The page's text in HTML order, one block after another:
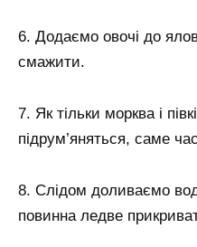
6. Додаємо овочі до
смажити.
7. Як тільки морква і
підрум’яняться, саме
8. Слідом доливаємо
повинна ледве